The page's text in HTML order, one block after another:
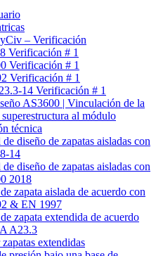
– Verificación
Verificación # 1
Verificación # 1
Verificación # 1
14 Verificación # 1
AS3600 | Vinculación de la
al módulo
técnica
diseño de zapatas aisladas con
14
diseño de zapatas aisladas con
2018
zapata aislada de acuerdo con
& EN 1997
zapata extendida de acuerdo
A23.3
extendidas